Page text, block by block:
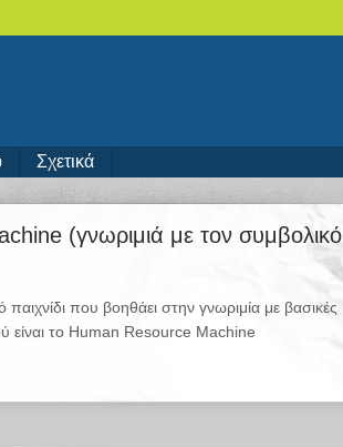
Σχετικά
(γνωριμιά με τον συμβολικό
παιχνίδι που βοηθάει στην γνωριμία με βασικές
είναι το Human Resource Machine